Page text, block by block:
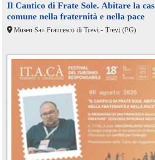
Il Cantico di Frate Sole. Abitare la
comune nella fraternità e nella pace
Museo San Francesco di Trevi - Trevi (PG)